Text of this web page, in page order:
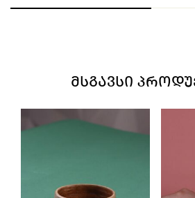
ᲛᲡᲒᲐᲕᲡᲘ